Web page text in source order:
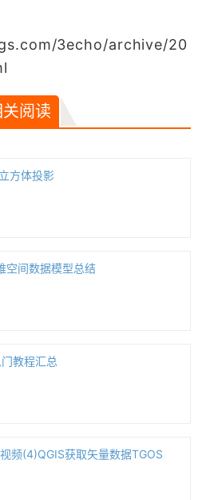
3echo/archive/20
阅读
方体投影
空间数据模型总结
教程汇总
频(4)QGIS获取矢量数据TGOS